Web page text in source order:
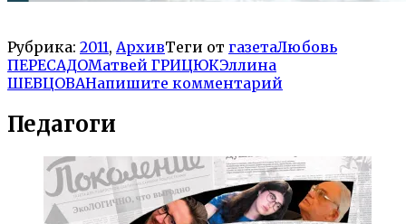
Рубрика: 2011, АрхивТеги от газетаЛюбовь
ПЕРЕСАДОМатвей ГРИЦЮКЭллина
ШЕВЦОВАНапишите комментарий
Педагоги